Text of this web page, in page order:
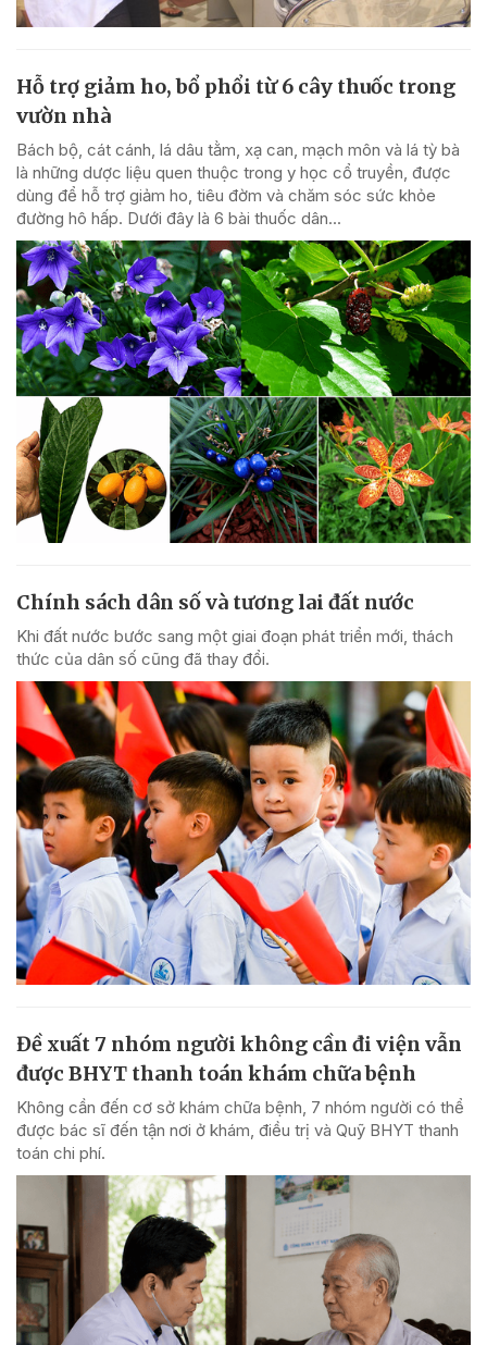
Hỗ trợ giảm ho, bổ phổi từ 6 cây thuốc trong
vườn nhà
Bách bộ, cát cánh, lá dâu tằm, xạ can, mạch môn và lá tỳ bà
là những dược liệu quen thuộc trong y học cổ truyền, được
dùng để hỗ trợ giảm ho, tiêu đờm và chăm sóc sức khỏe
đường hô hấp. Dưới đây là 6 bài thuốc dân...
Chính sách dân số và tương lai đất nước
Khi đất nước bước sang một giai đoạn phát triển mới, thách
thức của dân số cũng đã thay đổi.
Đề xuất 7 nhóm người không cần đi viện vẫn
được BHYT thanh toán khám chữa bệnh
Không cần đến cơ sở khám chữa bệnh, 7 nhóm người có thể
được bác sĩ đến tận nơi ở khám, điều trị và Quỹ BHYT thanh
toán chi phí.